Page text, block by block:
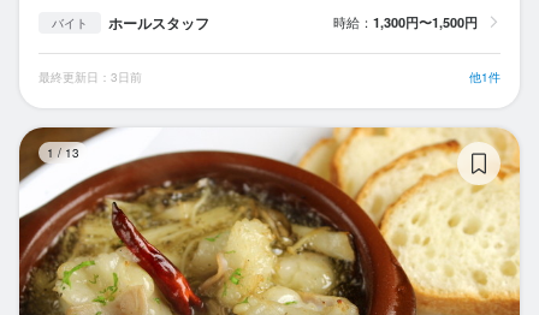
バイト ホールスタッフ 時給： 1,300円〜1,500円
最終更新日：3日前 他1件
1 /13